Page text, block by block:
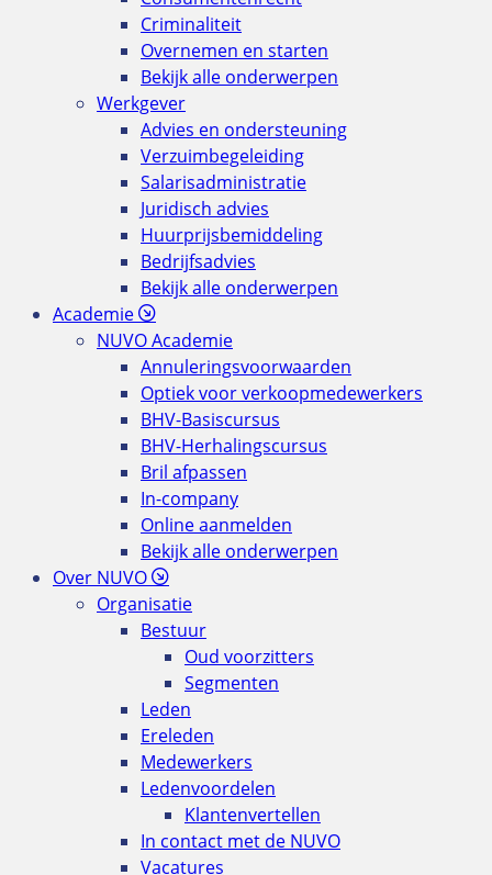
Criminaliteit
Overnemen en starten
Bekijk alle onderwerpen
Werkgever
Advies en ondersteuning
Verzuimbegeleiding
Salarisadministratie
Juridisch advies
Huurprijsbemiddeling
Bedrijfsadvies
Bekijk alle onderwerpen
Academie
NUVO Academie
Annuleringsvoorwaarden
Optiek voor verkoopmedewerkers
BHV-Basiscursus
BHV-Herhalingscursus
Bril afpassen
In-company
Online aanmelden
Bekijk alle onderwerpen
Over NUVO
Organisatie
Bestuur
Oud voorzitters
Segmenten
Leden
Ereleden
Medewerkers
Ledenvoordelen
Klantenvertellen
In contact met de NUVO
Vacatures